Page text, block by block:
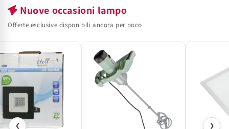
Nuove occasioni lampo
Offerte esclusive disponibili ancora per poco
❮ ❯